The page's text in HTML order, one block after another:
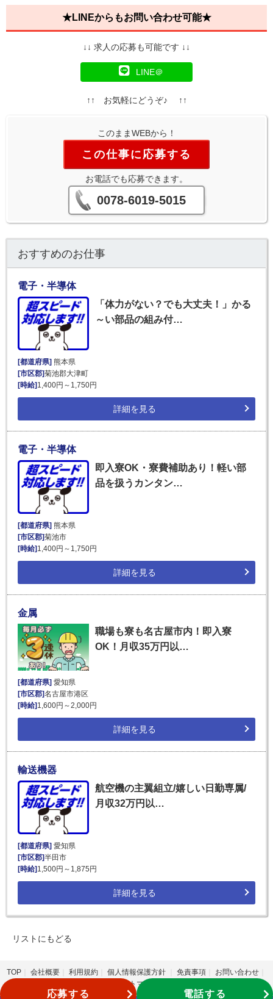
★LINEからもお問い合わせ可能★
↓↓ 求人の応募も可能です ↓↓
LINE＠
↑↑ お気軽にどうぞ♪ ↑↑
応募する 電話する
このままWEBから！
この仕事に応募する
お電話でも応募できます。
0078-6019-5015
おすすめのお仕事
電子・半導体
「体力がない？でも大丈夫！」かる
～い部品の組み付…
[都道府県] 熊本県
[市区郡]菊池郡大津町
[時給] 1,400円～1,750円
詳細を見る
電子・半導体
即入寮OK・寮費補助あり！軽い部
品を扱うカンタン…
[都道府県]熊本県
[市区郡]菊池市
[時給]1,400円～1,750円
詳細を見る
金属
職場も寮も名古屋市内！即入寮
OK！月収35万円以…
[都道府県] 愛知県
[市区郡]名古屋市港区
[時給] 1,600円～2,000円
詳細を見る
輸送機器
航空機の主翼組立/嬉しい日勤専属/
月収32万円以…
[都道府県] 愛知県
[市区郡]半田市
[時給] 1,500円～1,875円
詳細を見る
リストにもどる
TOP 会社概要 利用規約 個人情報保護方針 免責事項
お問い合わせ
サイトマップ